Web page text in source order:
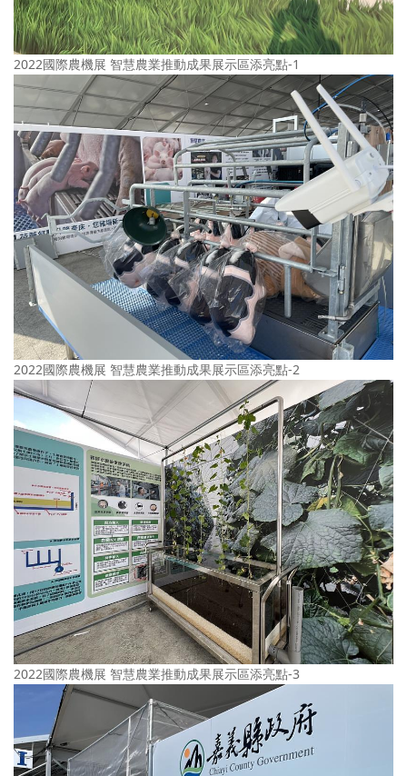
2022國際農機展 智慧農業推動成果展示區添亮點-1
2022國際農機展 智慧農業推動成果展示區添亮點-2
2022國際農機展 智慧農業推動成果展示區添亮點-3